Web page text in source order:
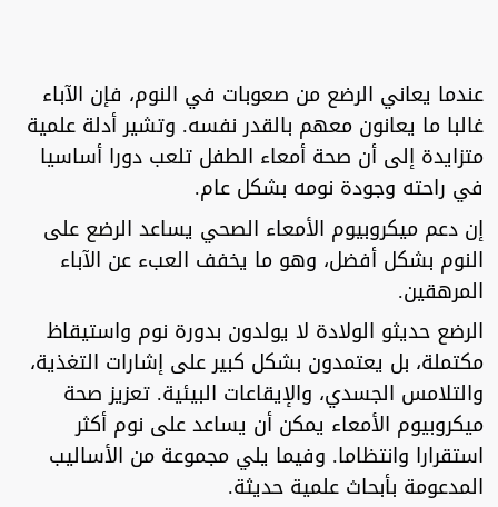
عندما يعاني الرضع من صعوبات في النوم، فإن الآباء
غالبا ما يعانون معهم بالقدر نفسه. وتشير أدلة علمية
متزايدة إلى أن صحة أمعاء الطفل تلعب دورا أساسيا
في راحته وجودة نومه بشكل عام.
إن دعم ميكروبيوم الأمعاء الصحي يساعد الرضع على
النوم بشكل أفضل، وهو ما يخفف العبء عن الآباء
المرهقين.
الرضع حديثو الولادة لا يولدون بدورة نوم واستيقاظ
مكتملة، بل يعتمدون بشكل كبير على إشارات التغذية،
والتلامس الجسدي، والإيقاعات البيئية. تعزيز صحة
ميكروبيوم الأمعاء يمكن أن يساعد على نوم أكثر
استقرارا وانتظاما. وفيما يلي مجموعة من الأساليب
المدعومة بأبحاث علمية حديثة.